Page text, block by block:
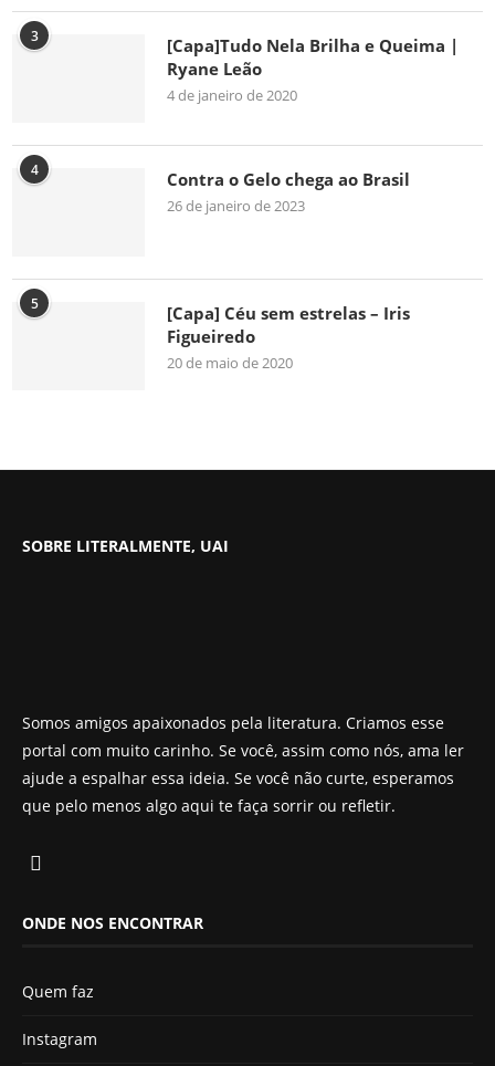
3
[Capa]Tudo Nela Brilha e Queima |
Ryane Leão
4 de janeiro de 2020
4 Contra o Gelo chega ao Brasil
26 de janeiro de 2023
5
[Capa] Céu sem estrelas – Iris
Figueiredo
20 de maio de 2020
SOBRE LITERALMENTE, UAI
Somos amigos apaixonados pela literatura. Criamos esse
portal com muito carinho. Se você, assim como nós, ama ler
ajude a espalhar essa ideia. Se você não curte, esperamos
que pelo menos algo aqui te faça sorrir ou refletir.
ONDE NOS ENCONTRAR
Quem faz
Instagram